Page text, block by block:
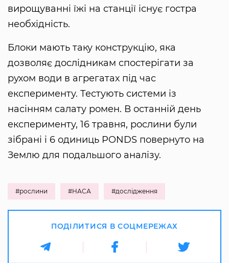
вирощуванні їжі на станції існує гостра
необхідність.
Блоки мають таку конструкцію, яка
дозволяє дослідникам спостерігати за
рухом води в агрегатах під час
експерименту. Тестують системи із
насінням салату ромен. В останній день
експерименту, 16 травня, рослини були
зібрані і 6 одиниць PONDS повернуто на
Землю для подальшого аналізу.
#рослини #НАСА #дослідження
ПОДІЛИТИСЯ В СОЦМЕРЕЖАХ